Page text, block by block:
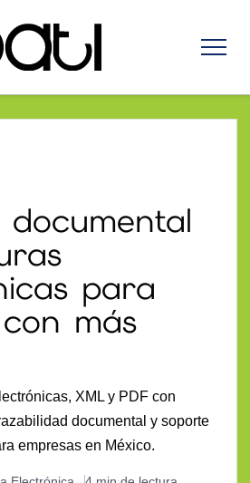
para
más
XML y PDF con
documental y soporte
empresas en México.